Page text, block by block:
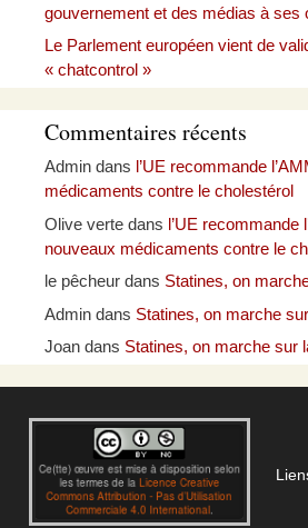
gouvernement et des médias à ses
Le Parlement européen vient de
« chatcontrol »
Commentaires récents
Admin dans l’UE recommande
médicaments contre le cholestérol
Olive verte dans l’UE recommande
nouveaux médicaments contre le
le pêcheur dans Statines, on
Admin dans Statines, on marche
Joan dans Statines, on marche sur